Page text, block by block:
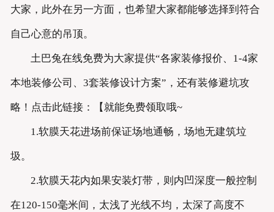
大家，此外在另一方面，也希望大家都能够选择到符合
自己心意的吊顶。
土巴兔在线免费为大家提供“各家装修报价、1-4家
本地装修公司、3套装修设计方案”，还有装修避坑攻
略！点击此链接：【就能免费领取哦~
1.软膜天花进场前保证场地通畅，场地无建筑垃
圾。
2.软膜天花内如果安装灯带，则内凹深度一般控制
在120-150毫米间，太浅了光线不均，太深了高度不